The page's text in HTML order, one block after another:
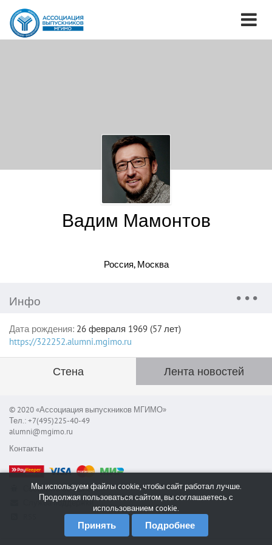
Вадим Мамонтов
Россия, Москва
Инфо
Дата рождения: 26 февраля 1969 (57 лет)
https://322252.alumni.mgimo.ru
Стена Лента новостей
© 2020 «Ассоциация выпускников МГИМО»
Тел.: +7(495)225-40-49
alumni@mgimo.ru
Контакты
Сообщить об ошибке
Служба поддержки
Мы используем файлы cookie, чтобы сайт работал лучше.
Продолжая пользоваться сайтом, вы соглашаетесь с
использованием cookie.
Принять Подробнее